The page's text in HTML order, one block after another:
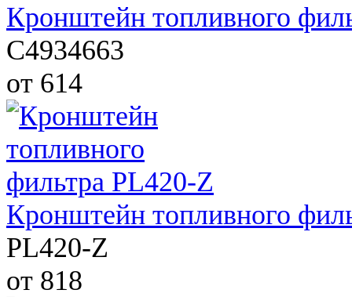
Кронштейн топливного
C4934663
от 614
Кронштейн топливного
PL420-Z
от 818